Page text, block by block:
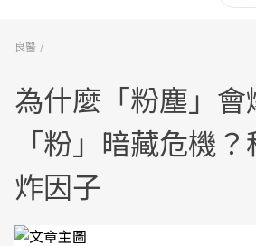
良醫
為什麼「粉塵」
「粉」暗藏危機
炸因子